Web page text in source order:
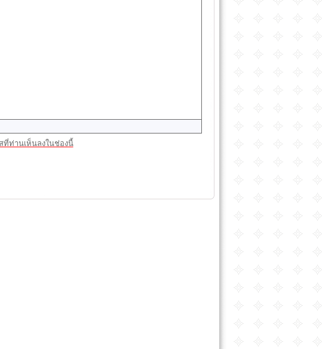
ที่ท่านเห็นลงในช่องนี้